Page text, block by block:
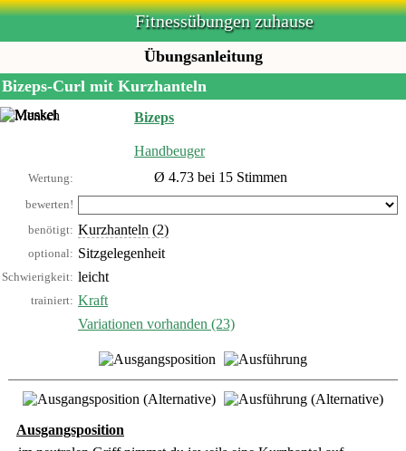
Fitnessübungen zuhause
Übungsanleitung
Bizeps-Curl mit Kurzhanteln
Bizeps
Handbeuger
Wertung: Ø 4.73 bei 15 Stimmen
bewerten!
benötigt: Kurzhanteln (2)
optional: Sitzgelegenheit
Schwierigkeit: leicht
trainiert: Kraft
Variationen vorhanden (23)
Ausgangsposition